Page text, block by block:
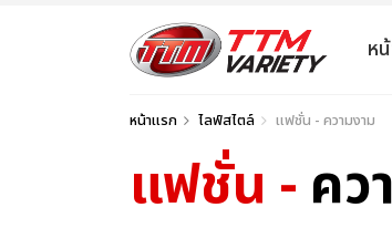
ห
หน้าแรก ไลฟ์สไตล์ แฟชั่น - ความงาม
แฟชั่น - คว